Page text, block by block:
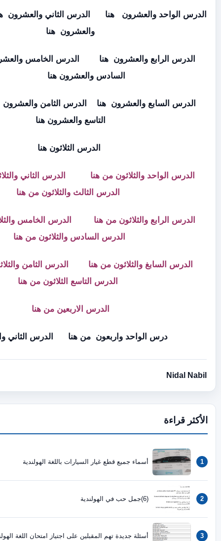
هنا الدرس الثاني والعشرون هنا
الدرس الثالث
والعشرون هنا الدرس الخامس والعشرونهنا
الدرس
هنا الدرس الثامن والعشرون هنا
الدرس
من هنا الدرس الثاني والثلاثونمن هنا
الدرس الثالث والثلاثونمن هنا
والثلاثون من هناالدرس الخامس والثلاثون منهنا
الدرس السادس والثلاثون من هنا
منهنا الدرس الثامن والثلاثونمن هنا
من هنا
هنا
واربعون منهنا الدرس الثاني والأربعون
جميع قطع غيار السيارات باللغة الهولندية
جديدة تهم المقبلين على اجتياز امتحان اللغة الهولندية 2018